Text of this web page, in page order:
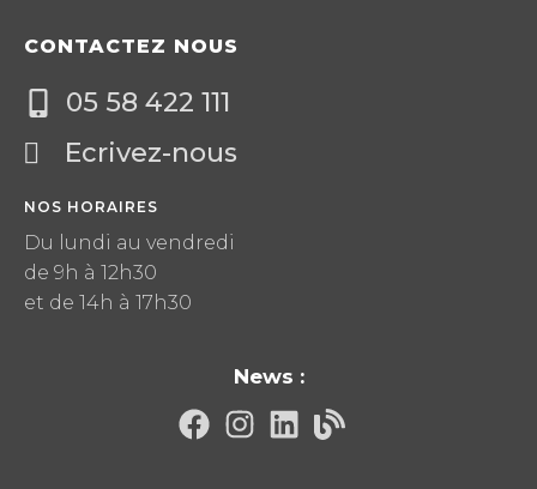
CONTACTEZ NOUS
05 58 422 111
Ecrivez-nous
NOS HORAIRES
Du lundi au vendredi
de 9h à 12h30
et de 14h à 17h30
News :